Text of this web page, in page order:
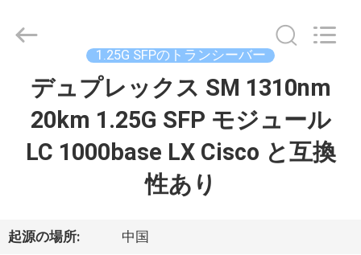
ク
Shenzhen
Fivision
Reserved.
Developed
1.25G SFPのトランシーバー
デュプレックス SM 1310nm
20km 1.25G SFP モジュール
LC 1000base LX Cisco と互換
性あり
起源の場所: 中国